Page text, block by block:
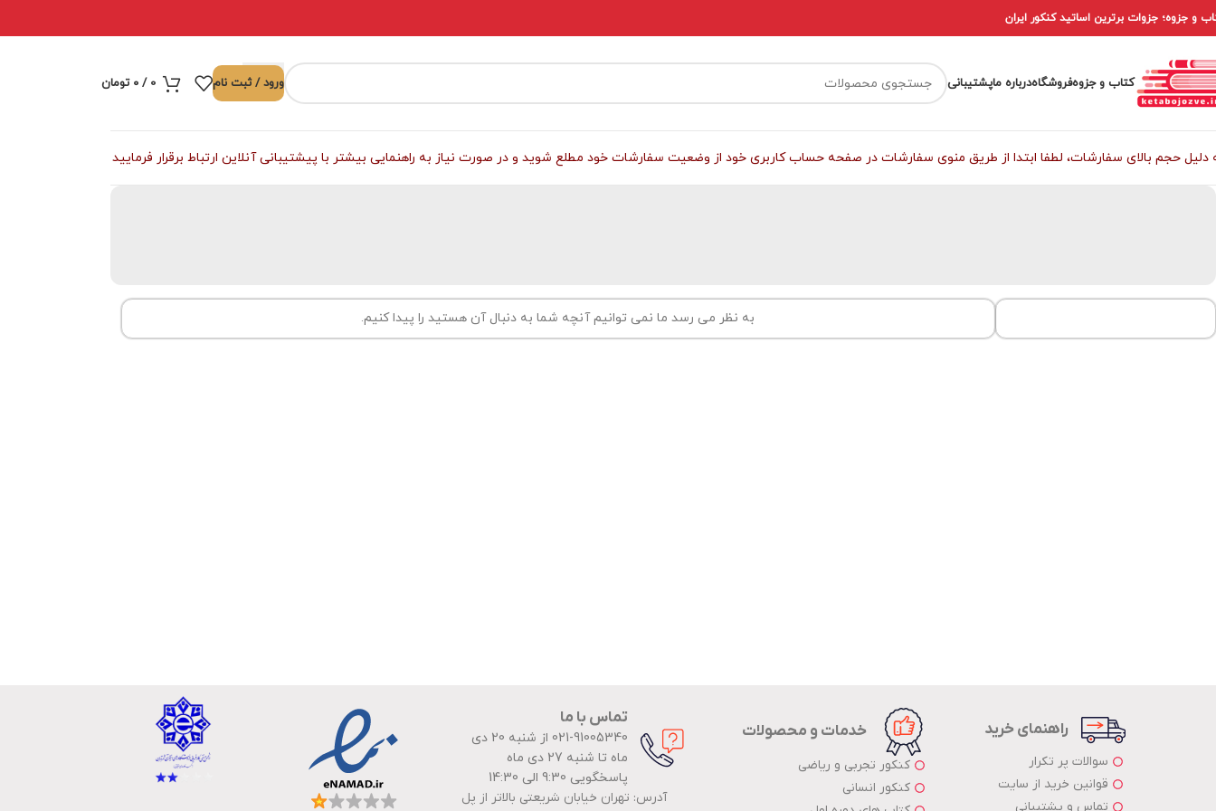
و جزوه؛ جزوات برترین اساتید کنکور ایران
کتاب و جزوهفروشگاهدرباره ماپشتیبانی ورود / ثبت نام 0
/ ۰ تومان
دلیل حجم بالای سفارشات، لطفا ابتدا از طریق منوی سفارشات در صفحه حساب کاربری خود از وضعیت سفارشات خود مطلع شوید و در صورت نیاز به راهنمایی بیشتر با پیشتیبانی آنلاین ارتباط برقرار فرمایید
به نظر می رسد ما نمی توانیم آنچه شما به دنبال آن هستید را پیدا کنیم.
راهنمای خرید
سوالات پر تکرار
قوانین خرید از سایت
تماس و پشتیبانی
خدمات و محصولات
کنکور تجربی و ریاضی
کنکور انسانی
تماس با ما
021-91005340 از شنبه 20 دی
ماه تا شنبه 27 دی ماه
پاسخگویی 9:30 الی 14:30
آدرس: تهران خیابان شریعتی بالاتر از پل